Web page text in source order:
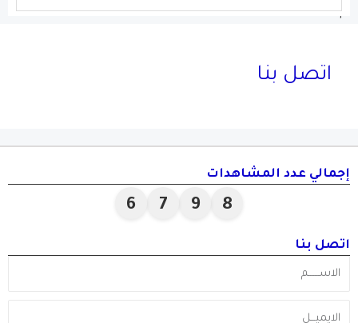
اتصل بنا
إجمالي عدد المشاهدات
8
9
اتصل بنا